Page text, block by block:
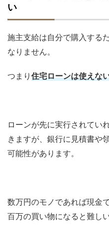
い
施主支給は自分で購入する
なりません。
つまり 住宅ローンは使えな
ローンが先に実行されてい
きますが、銀行に見積書や
可能性があります。
数万円のモノであれば現金
百万の買い物になると難し